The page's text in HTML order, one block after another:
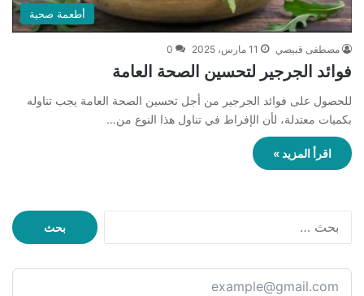
أطعمة صحية
مصطفى قبيصي 11 مارس، 2025 0
فوائد الجرجير لتحسين الصحة العامة
للحصول على فوائد الجرجير من أجل تحسين الصحة العامة يجب تناوله
بكميات معتدلة، لأن الإفراط في تناول هذا النوع من…
اقرأ المزيد »
ح